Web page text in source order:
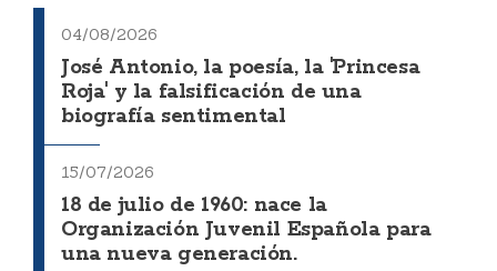
04/08/2026
José Antonio, la poesía, la 'Princesa
Roja' y la falsificación de una
biografía sentimental
15/07/2026
18 de julio de 1960: nace la
Organización Juvenil Española para
una nueva generación.